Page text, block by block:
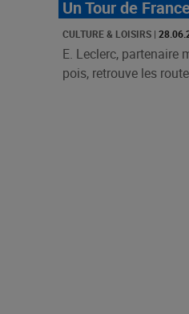
Un Tour de
CULTURE & LOISIRS |
E. Leclerc, partenaire
pois, retrouve les